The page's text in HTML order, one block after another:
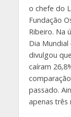
o chefe do
Fundação
Ribeiro. Na
Dia
divulgou
caíram
passado.
apenas três